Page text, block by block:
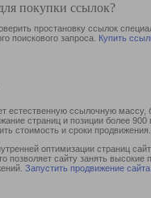
покупки ссылок?
простановку ссылок
поискового запроса. Купить
естественную ссылочную
страниц и позиции более
стоимость и сроки продвижения.
оптимизации страниц
позволяет сайту занять
Запустить продвижение сайта